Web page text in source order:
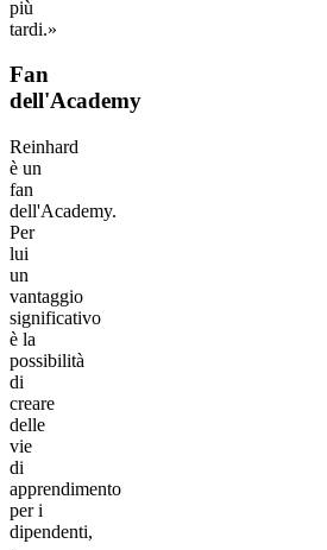
più
tardi.»
Fan
dell'Academy
Reinhard
è un
fan
dell'Academy.
Per
lui
un
vantaggio
significativo
è la
possibilità
di
creare
delle
vie
di
apprendimento
per i
dipendenti,